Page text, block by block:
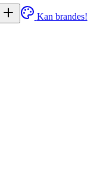
Kan brandes!